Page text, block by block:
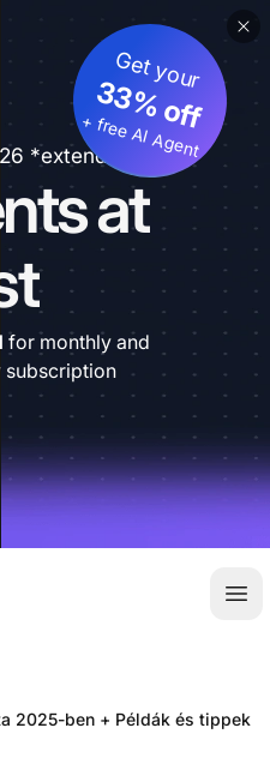
*extended
at
Get your
33% off
+ free AI Agent
for monthly and
2025-ben + Példák és tippek